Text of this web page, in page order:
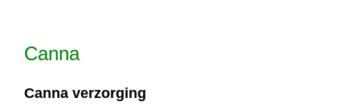
Canna
Canna verzorging